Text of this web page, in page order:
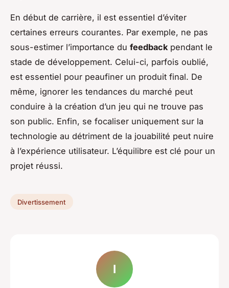
En début de carrière, il est essentiel d’éviter
certaines erreurs courantes. Par exemple, ne pas
sous-estimer l’importance du feedback pendant le
stade de développement. Celui-ci, parfois oublié,
est essentiel pour peaufiner un produit final. De
même, ignorer les tendances du marché peut
conduire à la création d’un jeu qui ne trouve pas
son public. Enfin, se focaliser uniquement sur la
technologie au détriment de la jouabilité peut nuire
à l’expérience utilisateur. L’équilibre est clé pour un
projet réussi.
Divertissement
I